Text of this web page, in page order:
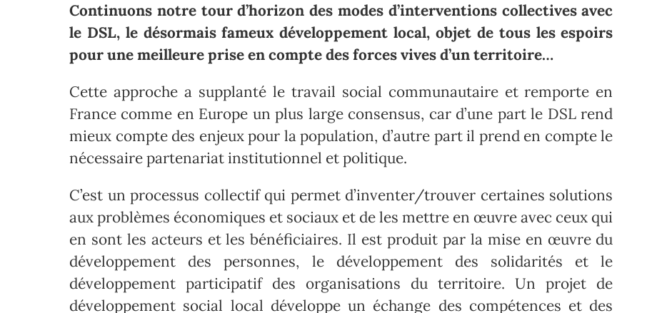
Continuons notre tour d’horizon des modes d’interventions collectives avec
le DSL, le désormais fameux développement local, objet de tous les espoirs
pour une meilleure prise en compte des forces vives d’un territoire…
Cette approche a supplanté le travail social communautaire et remporte en
France comme en Europe un plus large consensus, car d’une part le DSL rend
mieux compte des enjeux pour la population, d’autre part il prend en compte le
nécessaire partenariat institutionnel et politique.
C’est un processus collectif qui permet d’inventer/trouver certaines solutions
aux problèmes économiques et sociaux et de les mettre en œuvre avec ceux qui
en sont les acteurs et les bénéficiaires. Il est produit par la mise en œuvre du
développement des personnes, le développement des solidarités et le
développement participatif des organisations du territoire. Un projet de
développement social local développe un échange des compétences et des